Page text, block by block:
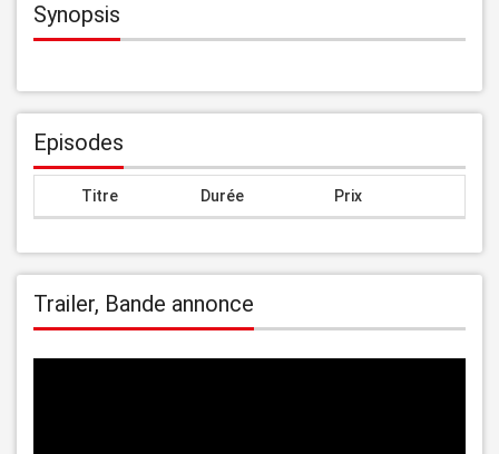
Synopsis
Episodes
Titre Durée Prix
Trailer, Bande annonce